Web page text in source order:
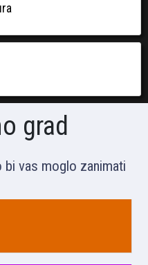
grad
vas moglo zanimati